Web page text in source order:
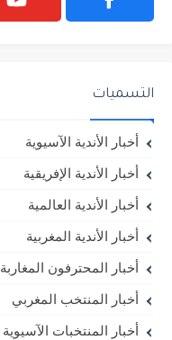
التسميات
أخبار الأندية الآسيوية
أخبار الأندية الإفريقية
أخبار الأندية العالمية
أخبار الأندية المغربية
أخبار المحترفون المغاربة
أخبار المنتخب المغربي
أخبار المنتخبات الآسيوية